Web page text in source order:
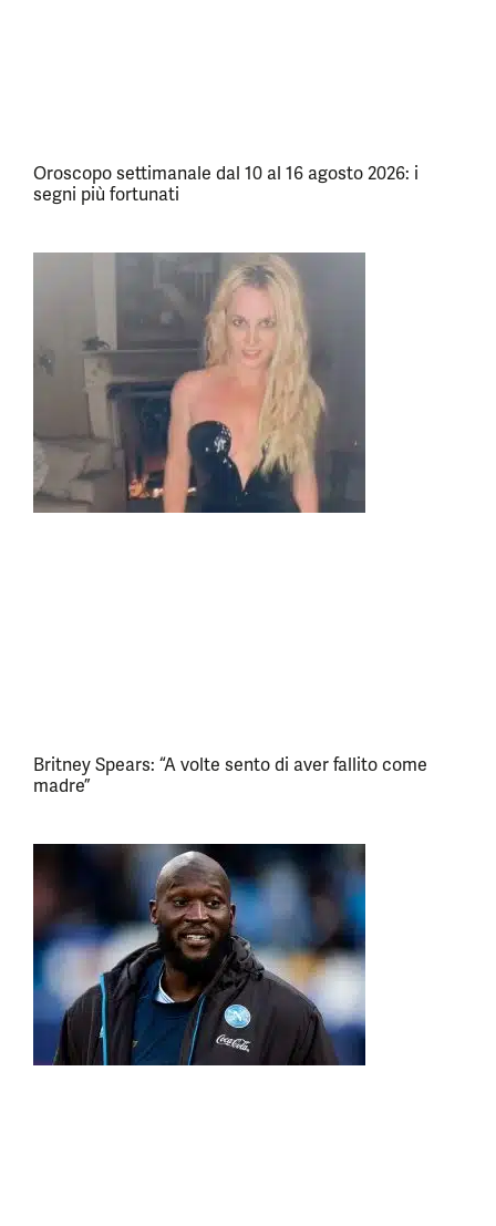
Oroscopo settimanale dal 10 al 16 agosto 2026: i
segni più fortunati
Britney Spears: “A volte sento di aver fallito come
madre”